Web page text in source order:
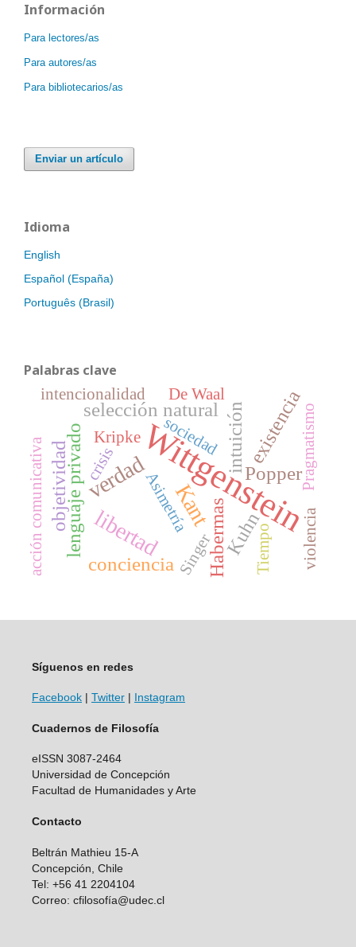
Información
Para lectores/as
Para autores/as
Para bibliotecarios/as
Enviar un artículo
Idioma
English
Español (España)
Português (Brasil)
Palabras clave
Wittgenstein
libertad
verdad
Kant
lenguaje privado Habermas
intuición
selección natural
Kuhn
Popper
objetividad
conciencia
existencia
crisis
Asimetría
Singer
acción comunicativa
sociedad
Tiempo
Pragmatismo
Kripke
De Waal
violencia
intencionalidad
Síguenos en redes
Facebook | Twitter | Instagram
Cuadernos de Filosofía
eISSN 3087-2464
Universidad de Concepción
Facultad de Humanidades y Arte
Contacto
Beltrán Mathieu 15-A
Concepción, Chile
Tel: +56 41 2204104
Correo: cfilosofía@udec.cl